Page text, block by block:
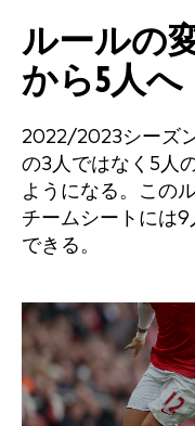
ルールの
から5人へ
2022/2023シーズ
の3人ではなく5人
ようになる。この
チームシートには
できる。